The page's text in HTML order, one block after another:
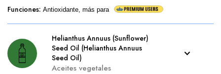
Funciones: Antioxidante, más para
Helianthus Annuus (Sunflower)
Seed Oil (Helianthus Annuus
Seed Oil)
Aceites vegetales